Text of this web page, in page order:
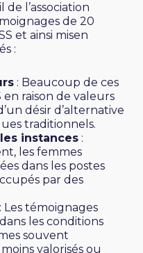
de l’association
de 20
et ainsi misen
:
: Beaucoup de ces
en raison de valeurs
désir d’alternative
traditionnels.
instances:
les femmes
dans les postes
par des
: Les témoignages
les conditions
souvent
valorisés ou